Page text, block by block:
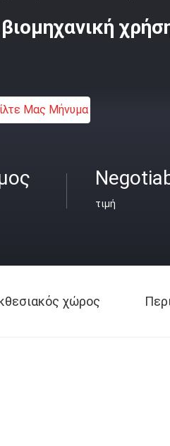
Μας Μήνυμα
τιμή
χώρος